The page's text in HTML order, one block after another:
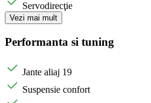
Servodirecţie
Vezi mai mult
Performanta si tuning
Jante aliaj 19
Suspensie confort